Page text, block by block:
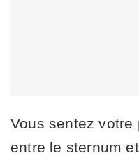
Vous sentez votre
entre le sternum